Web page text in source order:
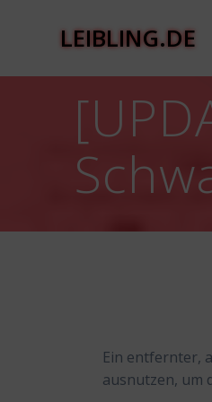
LEIBLING.DE
Ein entfernter,
ausnutzen, um